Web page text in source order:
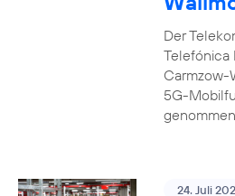
Der
Telefónica
Carmzow-
5G-
genommen
24. Juli